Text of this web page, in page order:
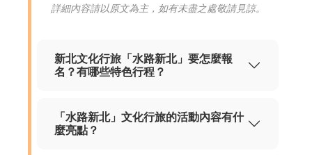
詳細內容請以原文為主，如有未盡之處敬請見諒。
新北文化行旅「水路新北」要怎麼報
名？有哪些特色行程？
「水路新北」文化行旅的活動內容有什
麼亮點？